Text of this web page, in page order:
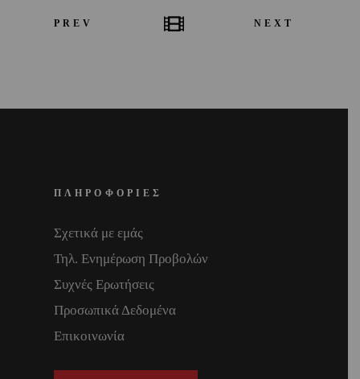
PREV NEXT
ΠΛΗΡΟΦΟΡΙΕΣ
Σχετικά με εμάς
Τηλ. Ενημέρωση Προβολών
Συχνές Ερωτήσεις
Προσωπικά Δεδομένα
Επικοινωνία